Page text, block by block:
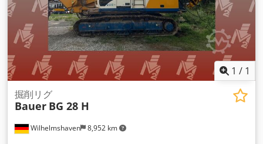
1 / 1
Wilhelmshaven 8,952 km
掘削リグ
Bauer BG 28 H